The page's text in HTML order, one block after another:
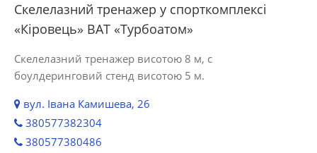
Скелелазний тренажер у спорткомплексі
«Кіровець» ВАТ «Турбоатом»
Скелелазний тренажер висотою 8 м, с
боулдеринговий стенд висотою 5 м.
вул. Івана Камишева, 26
380577382304
380577380486